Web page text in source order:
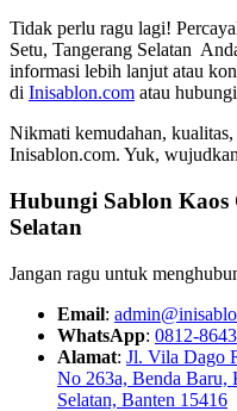
Tidak perlu ragu lagi!
Setu, Tangerang Selatan
informasi lebih lanjut atau
di Inisablon.com atau
Nikmati kemudahan,
Inisablon.com. Yuk,
Hubungi Sablon Kaos
Selatan
Jangan ragu untuk
Email:
WhatsApp: 0812-
Alamat: Jl. Vila Dago
No 263a, Benda Baru,
Selatan, Banten 15416